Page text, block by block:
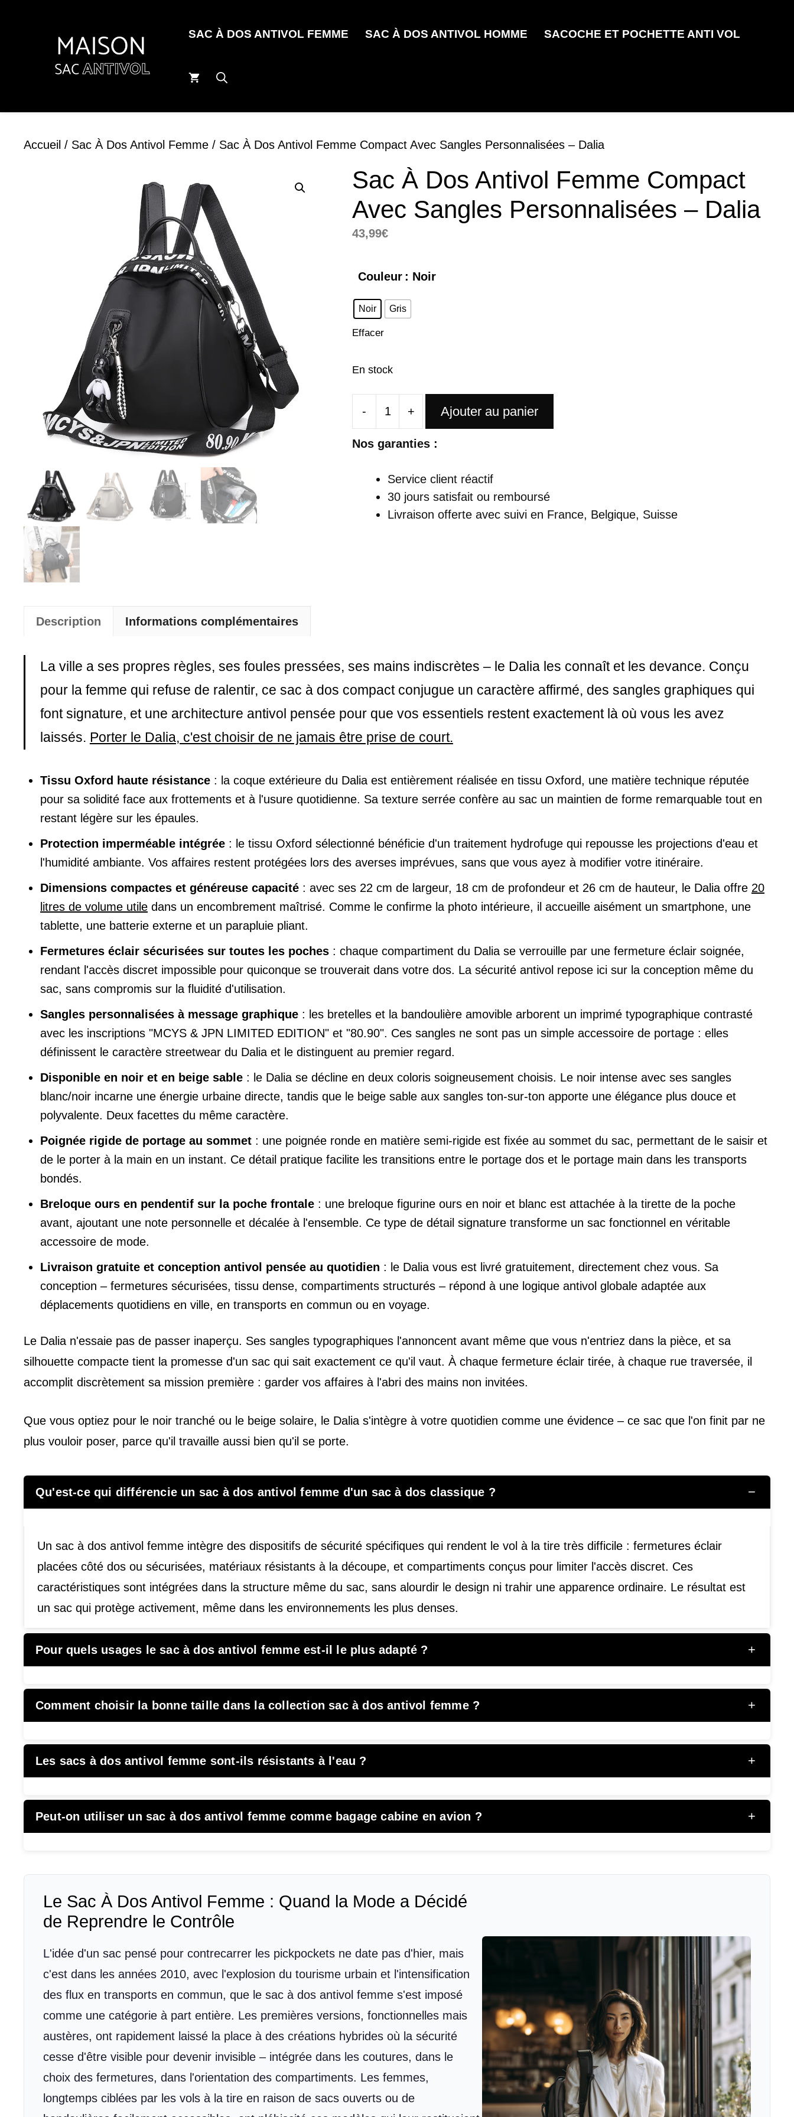
SAC À DOS ANTIVOL FEMME SAC À DOS ANTIVOL HOMME SACOCHE ET POCHETTE ANTI VOL
Accueil / Sac À Dos Antivol Femme / Sac À Dos Antivol Femme Compact Avec Sangles Personnalisées – Dalia
Sac À Dos Antivol Femme Compact
Avec Sangles Personnalisées – Dalia
43,99€
Couleur : Noir
Noir Gris
Effacer
En stock
-
quantité
de
+ Ajouter au panier
Nos garanties :
Service client réactif
30 jours satisfait ou remboursé
Livraison offerteavec suivi en France, Belgique, Suisse
Description Informations complémentaires
La ville a ses propres règles, ses foules pressées, ses mains indiscrètes – le Dalia les connaît et les devance. Conçu
pour la femme qui refuse de ralentir, ce sac à dos compact conjugue un caractère affirmé, des sangles graphiques qui
font signature, et une architecture antivol pensée pour que vos essentiels restent exactement là où vous les avez
laissés. Porter le Dalia, c'est choisir de ne jamais être prise de court.
Tissu Oxford haute résistance : la coque extérieure du Dalia est entièrement réalisée en tissu Oxford, une matière technique réputée
pour sa solidité face aux frottements et à l'usure quotidienne. Sa texture serrée confère au sac un maintien de forme remarquable tout en
restant légère sur les épaules.
Protection imperméable intégrée : le tissu Oxford sélectionné bénéficie d'un traitement hydrofuge qui repousse les projections d'eau et
l'humidité ambiante. Vos affaires restent protégées lors des averses imprévues, sans que vous ayez à modifier votre itinéraire.
Dimensions compactes et généreuse capacité : avec ses 22 cm de largeur, 18 cm de profondeur et 26 cm de hauteur, le Dalia offre 20
litres de volume utile dans un encombrement maîtrisé. Comme le confirme la photo intérieure, il accueille aisément un smartphone, une
tablette, une batterie externe et un parapluie pliant.
Fermetures éclair sécurisées sur toutes les poches : chaque compartiment du Dalia se verrouille par une fermeture éclair soignée,
rendant l'accès discret impossible pour quiconque se trouverait dans votre dos. La sécurité antivol repose ici sur la conception même du
sac, sans compromis sur la fluidité d'utilisation.
Sangles personnalisées à message graphique : les bretelles et la bandoulière amovible arborent un imprimé typographique contrasté
avec les inscriptions "MCYS & JPN LIMITED EDITION" et "80.90". Ces sangles ne sont pas un simple accessoire de portage : elles
définissent le caractère streetwear du Dalia et le distinguent au premier regard.
Disponible en noir et en beige sable : le Dalia se décline en deux coloris soigneusement choisis. Le noir intense avec ses sangles
blanc/noir incarne une énergie urbaine directe, tandis que le beige sable aux sangles ton-sur-ton apporte une élégance plus douce et
polyvalente. Deux facettes du même caractère.
Poignée rigide de portage au sommet : une poignée ronde en matière semi-rigide est fixée au sommet du sac, permettant de le saisir et
de le porter à la main en un instant. Ce détail pratique facilite les transitions entre le portage dos et le portage main dans les transports
bondés.
Breloque ours en pendentif sur la poche frontale : une breloque figurine ours en noir et blanc est attachée à la tirette de la poche
avant, ajoutant une note personnelle et décalée à l'ensemble. Ce type de détail signature transforme un sac fonctionnel en véritable
accessoire de mode.
Livraison gratuite et conception antivol pensée au quotidien : le Dalia vous est livré gratuitement, directement chez vous. Sa
conception – fermetures sécurisées, tissu dense, compartiments structurés – répond à une logique antivol globale adaptée aux
déplacements quotidiens en ville, en transports en commun ou en voyage.
Le Dalia n'essaie pas de passer inaperçu. Ses sangles typographiques l'annoncent avant même que vous n'entriez dans la pièce, et sa
silhouette compacte tient la promesse d'un sac qui sait exactement ce qu'il vaut. À chaque fermeture éclair tirée, à chaque rue traversée, il
accomplit discrètement sa mission première : garder vos affaires à l'abri des mains non invitées.
Que vous optiez pour le noir tranché ou le beige solaire, le Dalia s'intègre à votre quotidien comme une évidence – ce sac que l'on finit par ne
plus vouloir poser, parce qu'il travaille aussi bien qu'il se porte.
Qu'est-ce qui différencie un sac à dos antivol femme d'un sac à dos classique ? −
Un sac à dos antivol femme intègre des dispositifs de sécurité spécifiques qui rendent le vol à la tire très difficile : fermetures éclair
placées côté dos ou sécurisées, matériaux résistants à la découpe, et compartiments conçus pour limiter l'accès discret. Ces
caractéristiques sont intégrées dans la structure même du sac, sans alourdir le design ni trahir une apparence ordinaire. Le résultat est
un sac qui protège activement, même dans les environnements les plus denses.
Pour quels usages le sac à dos antivol femme est-il le plus adapté ? +
Comment choisir la bonne taille dans la collection sac à dos antivol femme ? +
Les sacs à dos antivol femme sont-ils résistants à l'eau ? +
Peut-on utiliser un sac à dos antivol femme comme bagage cabine en avion ? +
Le Sac À Dos Antivol Femme : Quand la Mode a Décidé
de Reprendre le Contrôle
L'idée d'un sac pensé pour contrecarrer les pickpockets ne date pas d'hier, mais
c'est dans les années 2010, avec l'explosion du tourisme urbain et l'intensification
des flux en transports en commun, que le sac à dos antivol femme s'est imposé
comme une catégorie à part entière. Les premières versions, fonctionnelles mais
austères, ont rapidement laissé la place à des créations hybrides où la sécurité
cesse d'être visible pour devenir invisible – intégrée dans les coutures, dans le
choix des fermetures, dans l'orientation des compartiments. Les femmes,
longtemps ciblées par les vols à la tire en raison de sacs ouverts ou de